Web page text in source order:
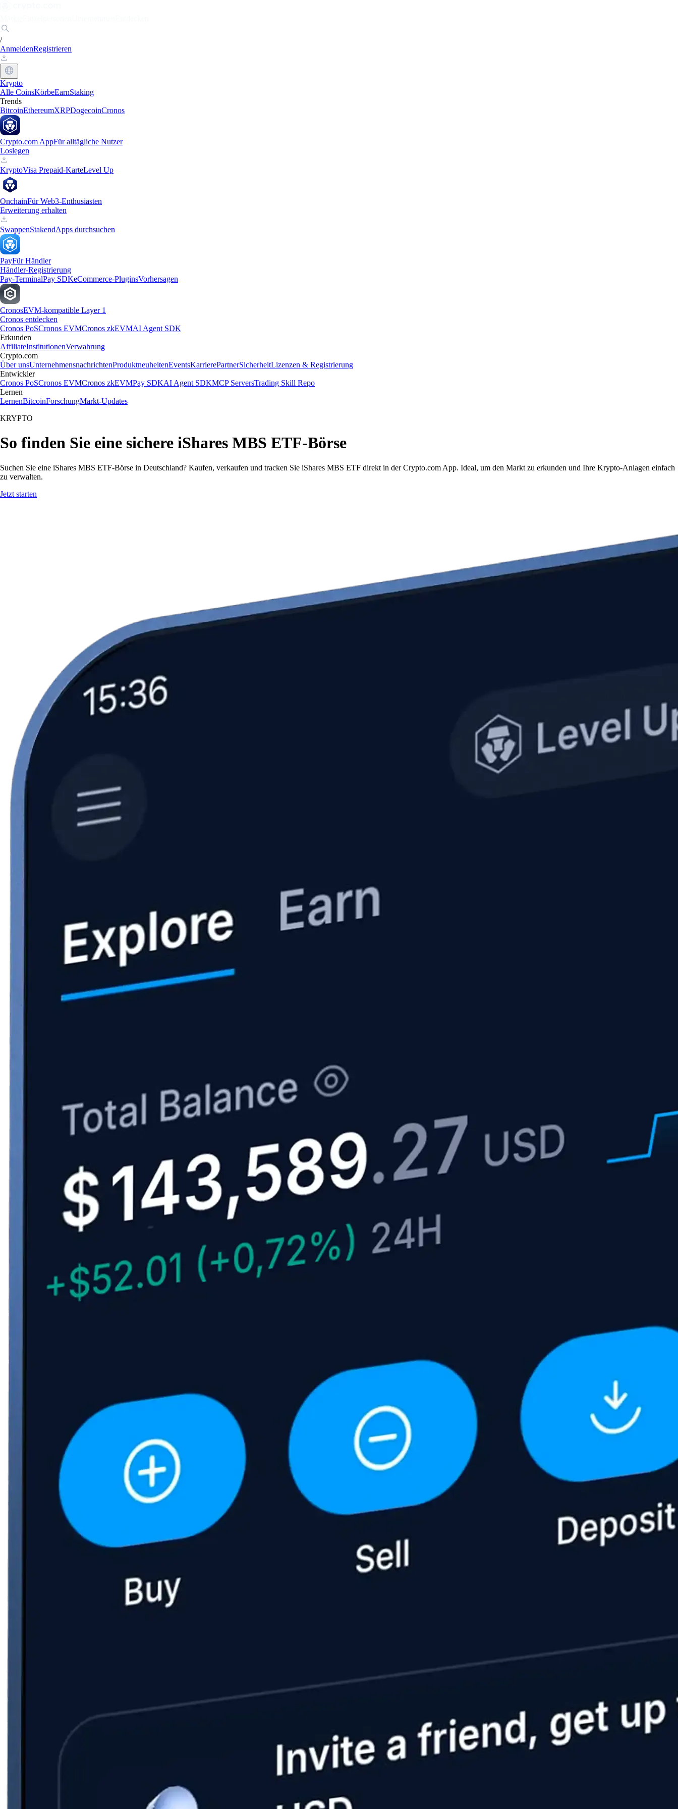
/
AnmeldenRegistrieren
Krypto
Alle CoinsKörbeEarnStaking
Trends
BitcoinEthereumXRPDogecoinCronos
Crypto.com AppFür alltägliche Nutzer
Loslegen
KryptoVisa Prepaid-KarteLevel Up
OnchainFür Web3-Enthusiasten
Erweiterung erhalten
SwappenStakendApps durchsuchen
PayFür Händler
Händler-Registrierung
Pay-TerminalPay SDKeCommerce-PluginsVorhersagen
CronosEVM-kompatible Layer 1
Cronos entdecken
Cronos PoSCronos EVMCronos zkEVMAI Agent SDK
Erkunden
AffiliateInstitutionenVerwahrung
Crypto.com
Über unsUnternehmensnachrichtenProduktneuheitenEventsKarrierePartnerSicherheitLizenzen & Registrierung
Entwickler
Cronos PoSCronos EVMCronos zkEVMPay SDKAI Agent SDKMCP ServersTrading Skill Repo
Lernen
LernenBitcoinForschungMarkt-Updates
KRYPTO
So finden Sie eine sichere iShares MBS ETF-Börse
Suchen Sie eine iShares MBS ETF-Börse in Deutschland? Kaufen, verkaufen und tracken Sie iShares MBS ETF direkt in der Crypto.com App. Ideal, um den Markt zu erkunden und Ihre Krypto-Anlagen einfach
zu verwalten.
Jetzt starten